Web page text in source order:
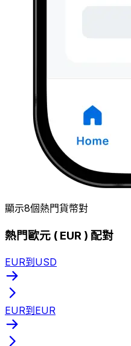
顯示8個熱門貨幣對
熱門歐元 ( EUR ) 配對
EUR到USD
EUR到EUR